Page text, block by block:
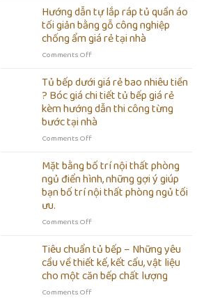
Mdf
chống
ẩm
là
gi
Kinh
nghiệm
lựa
chọn
cho
nội
gia
đình
Hướng dẫn tự lắp ráp tủ quần áo
tối giản bằng gỗ công nghiệp
chống ẩm giá rẻ tại nhà
Comments Offon
dẫn
tự
lắp
ráp
tủ
quần
tối
giản
bằng
gỗ
nghiệp
ẩm
giá
rẻ
tại
nhà
Tủ bếp dưới giá rẻ bao nhiêu tiền
? Bóc giá chi tiết tủ bếp giá rẻ
kèm hướng dẫn thi công từng
bước tại nhà
Comments Offon
bếp
dưới
giá
rẻ
nhiêu
?
Bóc
giá
chi
tiết
Mặt bằng bố trí nội thất phòng
ngủ điển hình, những gợi ý giúp
bạn bố trí nội thất phòng ngủ tối
ưu.
Comments Offon
bằng
bố
trí
nội
thất
Tiêu chuẩn tủ bếp – Những yêu
cầu về thiết kế, kết cấu, vật liệu
cho một căn bếp chất lượng
Comments Offon